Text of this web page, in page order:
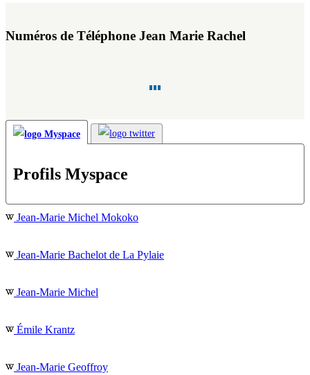
Numéros de Téléphone Jean Marie Rachel
Profils Myspace
Jean-Marie Michel Mokoko
Jean-Marie Bachelot de La Pylaie
Jean-Marie Michel
Émile Krantz
Jean-Marie Geoffroy